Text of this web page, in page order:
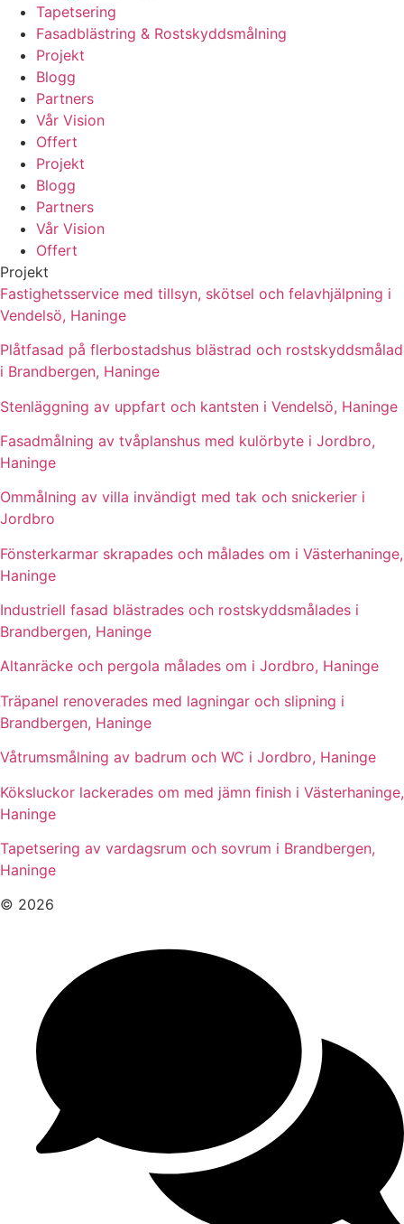
Tapetsering
Fasadblästring & Rostskyddsmålning
Projekt
Blogg
Partners
Vår Vision
Offert
Projekt
Blogg
Partners
Vår Vision
Offert
Projekt
Fastighetsservice med tillsyn, skötsel och felavhjälpning i
Vendelsö, Haninge
Plåtfasad på flerbostadshus blästrad och rostskyddsmålad
i Brandbergen, Haninge
Stenläggning av uppfart och kantsten i Vendelsö, Haninge
Fasadmålning av tvåplanshus med kulörbyte i Jordbro,
Haninge
Ommålning av villa invändigt med tak och snickerier i
Jordbro
Fönsterkarmar skrapades och målades om i Västerhaninge,
Haninge
Industriell fasad blästrades och rostskyddsmålades i
Brandbergen, Haninge
Altanräcke och pergola målades om i Jordbro, Haninge
Träpanel renoverades med lagningar och slipning i
Brandbergen, Haninge
Våtrumsmålning av badrum och WC i Jordbro, Haninge
Köksluckor lackerades om med jämn finish i Västerhaninge,
Haninge
Tapetsering av vardagsrum och sovrum i Brandbergen,
Haninge
© 2026